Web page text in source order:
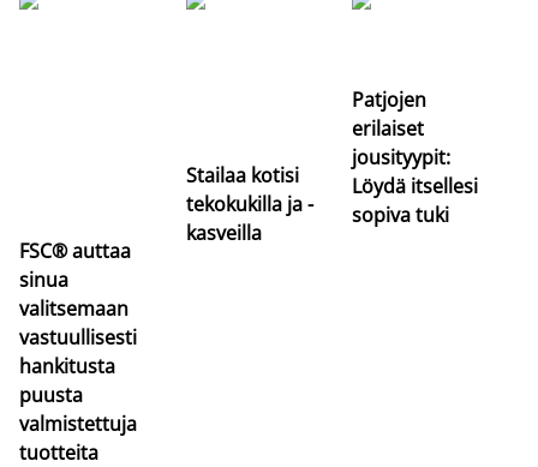
FSC® auttaa
sinua
valitsemaan
vastuullisesti
hankitusta
puusta
valmistettuja
tuotteita
Stailaa kotisi
tekokukilla ja -
kasveilla
Patjojen
erilaiset
jousityypit:
Löydä itsellesi
sopiva tuki